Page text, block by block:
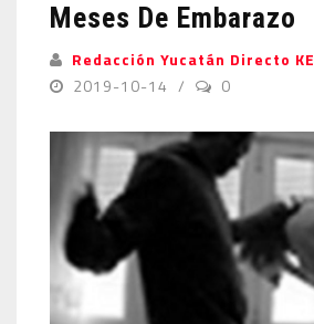
Meses De Embarazo
Redacción Yucatán Directo KE
2019-10-14
0